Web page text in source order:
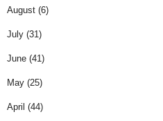
August (6)
July (31)
June (41)
May (25)
April (44)